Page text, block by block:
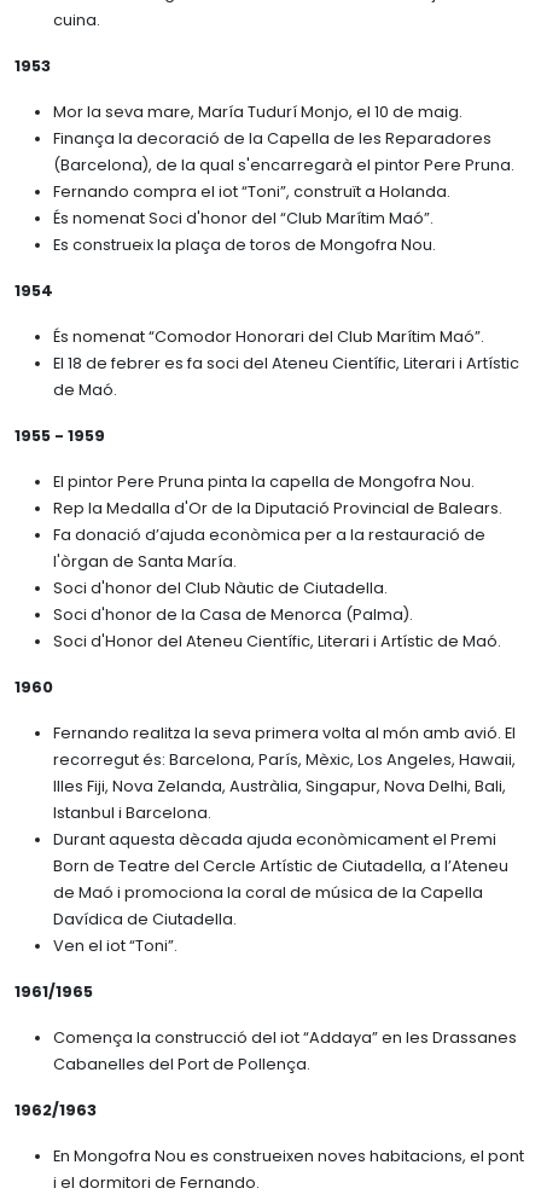
cuina.
1953
Mor la seva mare, María Tudurí Monjo, el 10 de maig.
Finança la decoració de la Capella de les Reparadores
(Barcelona), de la qual s'encarregarà el pintor Pere Pruna.
Fernando compra el iot “Toni”, construït a Holanda.
És nomenat Soci d'honor del “Club Marítim Maó”.
Es construeix la plaça de toros de Mongofra Nou.
1954
És nomenat “Comodor Honorari del Club Marítim Maó”.
El 18 de febrer es fa soci del Ateneu Científic, Literari i Artístic
de Maó.
1955 - 1959
El pintor Pere Pruna pinta la capella de Mongofra Nou.
Rep la Medalla d'Or de la Diputació Provincial de Balears.
Fa donació d’ajuda econòmica per a la restauració de
l'òrgan de Santa María.
Soci d'honor del Club Nàutic de Ciutadella.
Soci d'honor de la Casa de Menorca (Palma).
Soci d'Honor del Ateneu Científic, Literari i Artístic de Maó.
1960
Fernando realitza la seva primera volta al món amb avió. El
recorregut és: Barcelona, París, Mèxic, Los Angeles, Hawaii,
Illes Fiji, Nova Zelanda, Austràlia, Singapur, Nova Delhi, Bali,
Istanbul i Barcelona.
Durant aquesta dècada ajuda econòmicament el Premi
Born de Teatre del Cercle Artístic de Ciutadella, a l’Ateneu
de Maó i promociona la coral de música de la Capella
Davídica de Ciutadella.
Ven el iot “Toni”.
1961/1965
Comença la construcció del iot “Addaya” en les Drassanes
Cabanelles del Port de Pollença.
1962/1963
En Mongofra Nou es construeixen noves habitacions, el pont
i el dormitori de Fernando.